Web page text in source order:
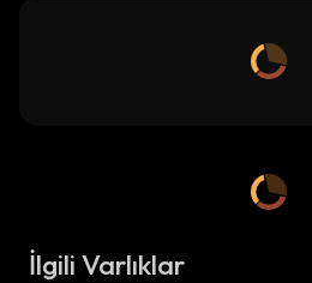
İlgili Varlıklar